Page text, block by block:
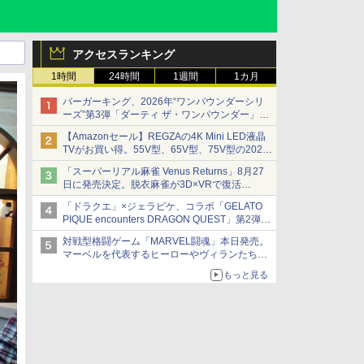
アクセスランキング
1時間 24時間 1週間 1カ月
バーガーキング、2026年“ワンパウンダーシリ
ーズ”第3弾「ダーティ ザ・ワンパウンダー」を
8月7日発売
「特製ガーリックマヨソース」を使用した超大
型チーズバーガー
【Amazonセール】REGZAの4K Mini LED液晶
TVがお買い得。55V型、65V型、75V型の2026
年モデルがラインナップ
「スーパーリアル麻雀 Venus Returns」8月27
日に発売決定。脱衣麻雀が3D×VRで復活
発売から2週間は20%オフになるセールが実施
「ドラクエ」×ジェラピケ、コラボ「GELATO
PIQUE encounters DRAGON QUEST」第2弾が
本日発売
アイスカップに入ったスライムやわたぼう、ベ
ビーサタンなどがオリジナルアートで登場
対戦型格闘ゲーム「MARVEL闘魂」本日発売。
マーベルを代表するヒーローやヴィランたちが
「GUILTY GEAR」などの格ゲーを手掛けるア
もっと見る